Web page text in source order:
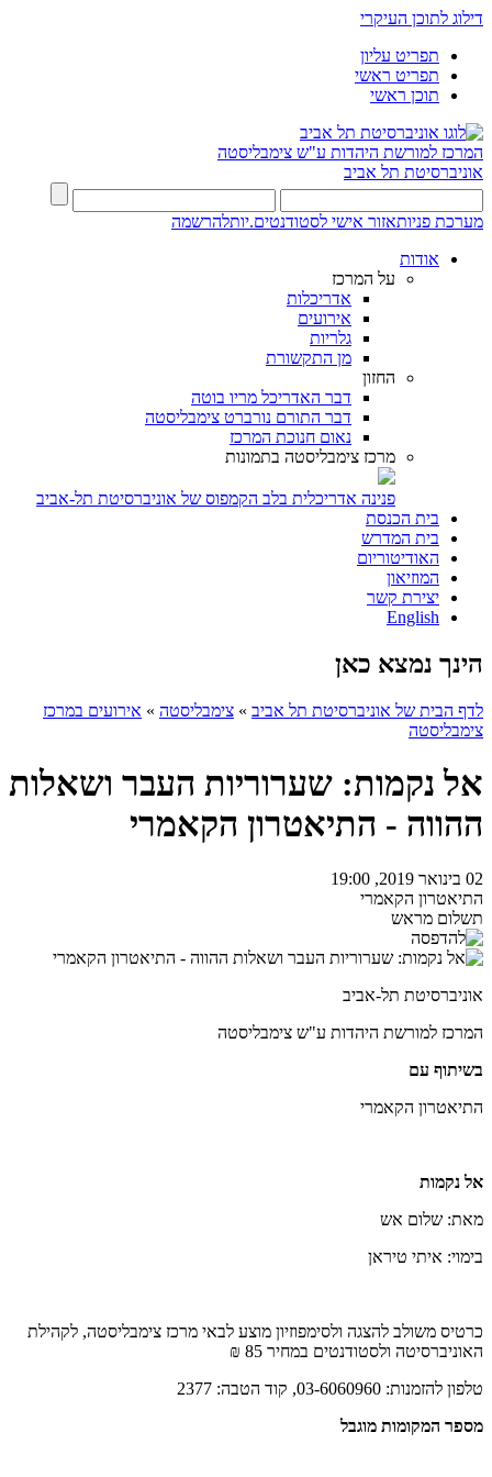
דילוג לתוכן העיקרי
תפריט עליון
תפריט ראשי
תוכן ראשי
המרכז למורשת היהדות ע"ש צימבליסטה
אוניברסיטת תל אביב
מערכת פניותאזור אישי לסטודנטים.יותלהרשמה
אודות
על המרכז
אדריכלות
אירועים
גלריות
מן התקשורת
החזון
דבר האדריכל מריו בוטה
דבר התורם נורברט צימבליסטה
נאום חנוכת המרכז
מרכז צימבליסטה בתמונות
פנינה אדריכלית בלב הקמפוס של אוניברסיטת תל-אביב
בית הכנסת
בית המדרש
האודיטוריום
המוזיאון
יצירת קשר
English
הינך נמצא כאן
לדף הבית של אוניברסיטת תל אביב » צימבליסטה » אירועים במרכז
צימבליסטה
אל נקמות: שערוריות העבר ושאלות
ההווה - התיאטרון הקאמרי
02 בינואר 2019, 19:00
התיאטרון הקאמרי
תשלום מראש
אוניברסיטת תל-אביב
המרכז למורשת היהדות ע"ש צימבליסטה
בשיתוף עם
התיאטרון הקאמרי
אל נקמות
מאת: שלום אש
בימוי: איתי טיראן
כרטיס משולב להצגה ולסימפוזיון מוצע לבאי מרכז צימבליסטה, לקהילת
האוניברסיטה ולסטודנטים במחיר 85 ₪
טלפון להזמנות: 03-6060960, קוד הטבה: 2377
מספר המקומות מוגבל